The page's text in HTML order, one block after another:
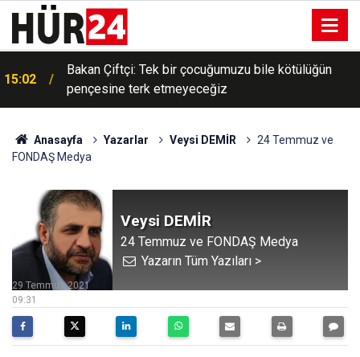
15:02
Bakan Çiftçi: Tek bir çocuğumuzu bile kötülüğün
pençesine terk etmeyeceğiz
14:39
Filistin Konvoyu'na katılan gönüllüler: Amacımız
Filistin davasını dünya gündeminde canlı tutmak
Anasayfa Yazarlar Veysi DEMİR
24 Temmuz ve
FONDAŞ Medya
Veysi DEMİR
24 Temmuz ve FONDAŞ Medya
Yazarın Tüm Yazıları >
09:31
29 Temmuz 2021